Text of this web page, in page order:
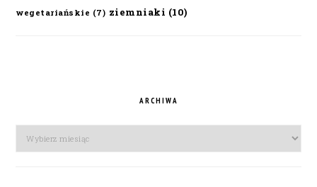
wegetariańskie (7) ziemniaki (10)
ARCHIWA
Archiwa